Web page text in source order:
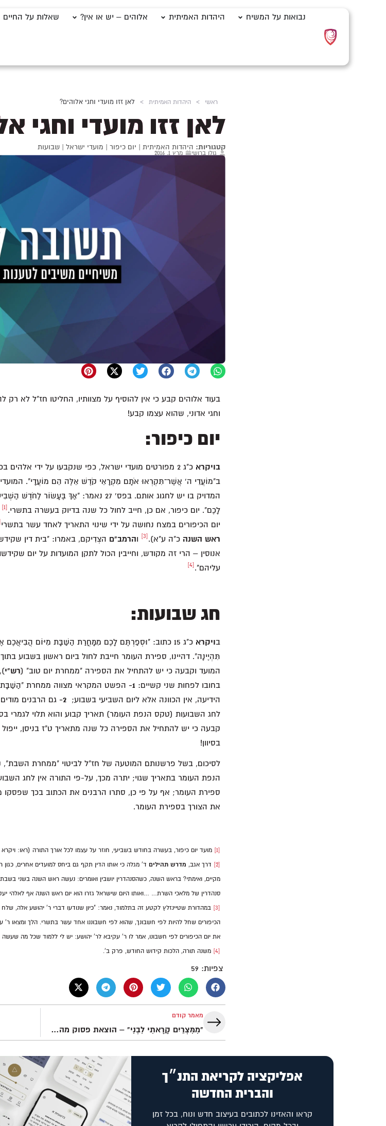
נבואות על המשיח היהדות האמיתית אלוהים – יש או אין? שאלות על החיים
ראשי > היהדות האמיתית > לאן זזו מועדי וחגי אלוהים?
לאן זזו מועדי וחגי
קטגוריות: היהדות האמיתית | יום כיפור | מועדי ישראל | שבועות
גולן ברושי מרץ 1, 2016
בעוד אלוהים קבע כי אין להוסיף על מצוותיו, החליטו חז"ל לא רק
וחגי אדוני, שהוא עצמו קבע!
יום כיפור:
בויקרא
כ"ג 2 מפורטים מועדי ישראל, כפי שנקבעו על ידי
ב"מוֹעֲדֵי ה' אֲשֶׁר־תִּקְרְאוּ אֹתָם מִקְרָאֵי קֹדֶשׁ אֵלֶּה הֵם מוֹעֲדָי".
המדויק בו יש לחגוג אותם. בפס' 27 נאמר:
לָכֶם". יום כיפור, אם כן, חייב לחול כל שנה בדיוק בעשרה בתשרי. [1]
יום הכיפורים במצח נחושה על ידי שינוי התאריך לאחד עשר בתשרי
ראש השנה כ"ה ע"א). [3] והרמב"ם הצְדִיקם, באמרו: "בית דין
אנוסין – הרי זה מקודש, וחייבין הכול לתקן המועדות על יום
עליהם". [4]
חג שבועות:
בויקרא
כ"ג 15 כתוב: "וּסְפַרְתֶּם לָכֶם מִמָּחֳרַת הַשַּׁבָּת מִיּוֹם
תִּהְיֶינָה". דהיינו, ספירת העומר חייבת לחול ביום ראשון בשבוע
המועד וקבעה כי יש להתחיל את הספירה "ממחרת יום טוב" (רש"י
בחובו לפחות שני קשיים: 1-
הפשט המקראי מצווה ממחרת
הידיעה, אין הכוונה אלא ליום השביעי בשבוע; 2- גם הרבנים
לחג השבועות (טקס הנפת העומר) תאריך קבוע והוא תלוי
קבעה כי יש להתחיל את הספירה כל שנה מתאריך ט"ז בניסן,
בסיוון!
לסיכום, בשל פרשנותם המוטעה של חז"ל לביטוי "ממחרת השבת",
הנפת העומר בתאריך שגוי; יתרה מכך, על-פי התורה אין לחג
ספירת העומר; אף על פי כן, סתרו הרבנים את הכתוב בכך שפסקו
את הצורך בספירת העומר.
[1] מועד יום כיפור, בעשרה בחודש בשביעי, חוזר על עצמו לכל אורך התורה (ראו: ויקרא ט"ז 29, כ"ה 9; ובמדבר
[2] דרך אגב, מדרש תהילים ד' מגלה כי אותו הדין תקף גם ביחס למועדים אחרים,
מקיים, ואימתי? בראש השנה, כשהסנהדרין יושבין ואומרים: נעשה ראש השנה בשני
סנהדרין של מלאכי השרת… …ואותו היום שישראל גזרו הוא יום ראש השנה אף לאלהי
[3]
במהדורת שטיינזלץ לקטע זה בתלמוד, נאמר: "כיון שנודעו דברי ר' יהושע אלה, שלח
הכיפורים שחל להיות לפי חשבונך, שהוא לפי חשבוננו אחד עשר בתשרי. הלך ומצאו
את יום הכיפורים לפי חשבונו, אמר לו ר' עקיבא לר' יהושע: יש לי ללמוד שכל מה
[4] משנה תורה, הלכות קידוש החודש, פרק ב'.
צפיות: 59
מאמר קודם
"מִמִּצְרַיִם קָרָאתִי לִבְנִי" – הוצאת פסוק מהקשרו?
אפליקציה לקריאת התנ״ך
והברית החדשה
קראו והאזינו לכתובים בעיצוב חדש ונוח, בכל זמן